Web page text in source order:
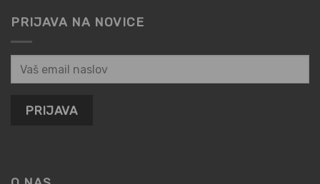
PRIJAVA NA NOVICE